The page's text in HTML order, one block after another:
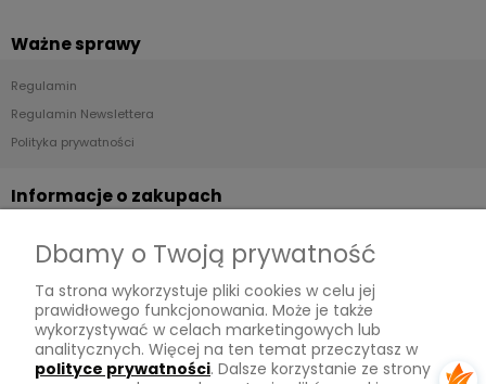
Ważne sprawy
Regulamin
Regulamin Newslettera
Polityka prywatności
Informacje o zakupach
Płatności
Zwroty
Tu mnie znajdziesz
Dbamy o Twoją prywatność
Ta strona wykorzystuje pliki cookies w celu jej
prawidłowego funkcjonowania. Może je także
wykorzystywać w celach marketingowych lub
analitycznych. Więcej na ten temat przeczytasz w
polityce prywatności. Dalsze korzystanie ze strony